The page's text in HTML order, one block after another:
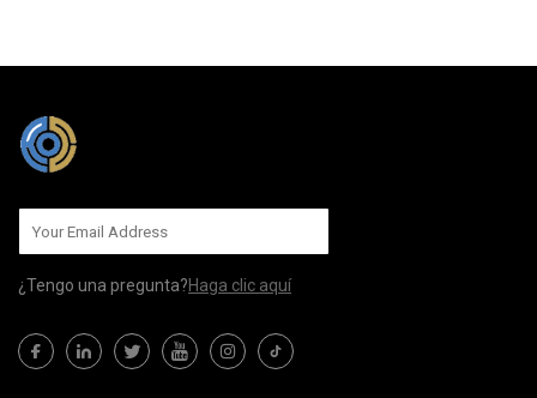
¿Tengo una pregunta?Haga clic aquí